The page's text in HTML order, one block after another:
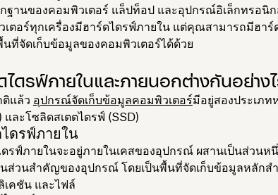
กฐานของคอมพิวเตอร์ แล็ปท็อป และอุปกรณ์อิเล็กทรอนิ
เตอร์ทุกเครื่องมีฮาร์ดไดรฟ์ภายใน แต่คุณสามารถมีฮาร์
ที่จัดเก็บข้อมูลของคอมพิวเตอร์ได้ด้วย
ไดรฟ์ภายในและภายนอกต่างกันอย่าง
แล้ว อุปกรณ์จัดเก็บข้อมูลคอมพิวเตอร์มีอยู่สองประเภท
และโซลิดสเตตไดรฟ์ (SSD)
ดรฟ์ภายใน
ดรฟ์ภายในจะอยู่ภายในเคสของอุปกรณ์ ผสานเป็นส่วนห
นส่วนสำคัญของอุปกรณ์ โดยเป็นพื้นที่จัดเก็บข้อมูลหลักส
เคชัน และไฟล์